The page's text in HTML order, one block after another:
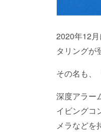
2020年12
タリングが
その名も、
深度アラー
イビングコ
メラなどを